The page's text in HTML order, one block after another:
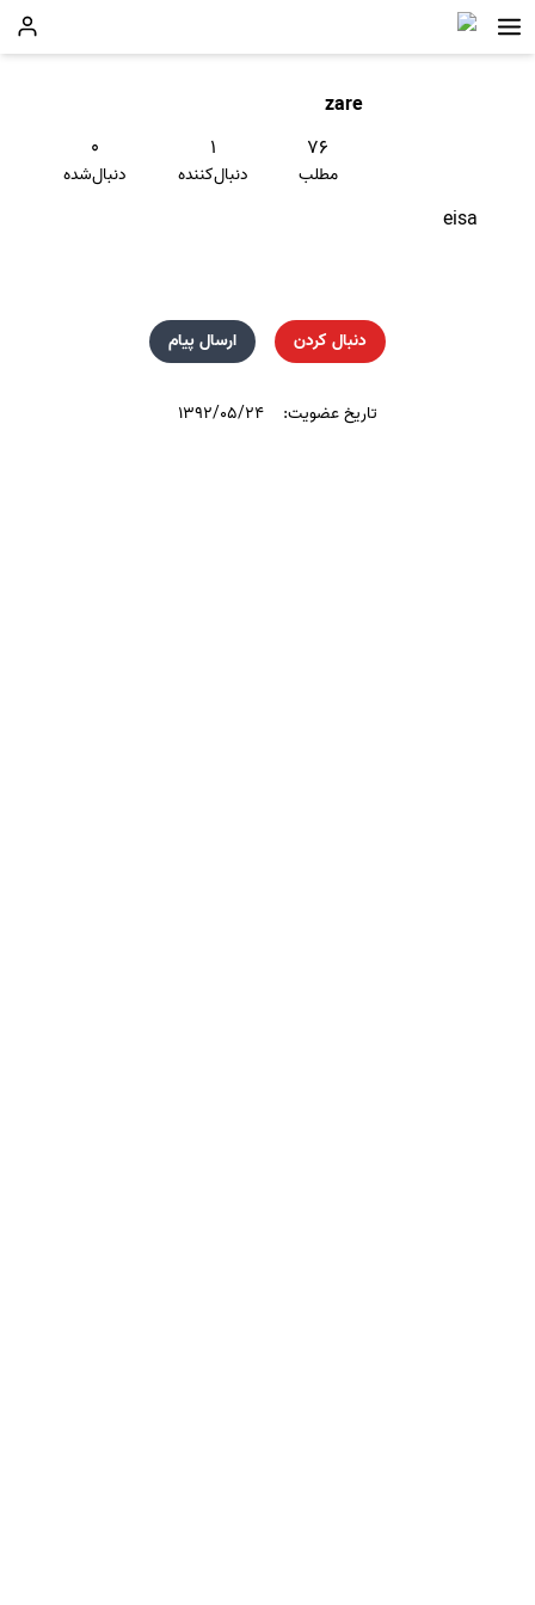
zare
۷۶
مطلب
۱
دنبال‌کننده
۰
دنبال‌شده
eisa
دنبال کردن ارسال پیام
تاریخ عضویت: ۱۳۹۲/۰۵/۲۴